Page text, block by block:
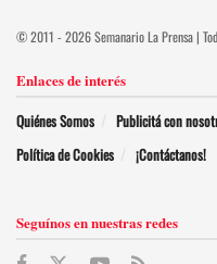
© 2011 - 2026 Semanario La Prensa |
Enlaces de interés
Quiénes Somos Publicitá con
Política de Cookies
¡Contáctanos!
Seguínos en nuestras redes